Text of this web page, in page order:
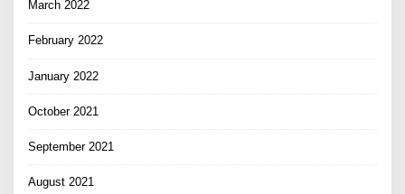
March 2022
February 2022
January 2022
October 2021
September 2021
August 2021